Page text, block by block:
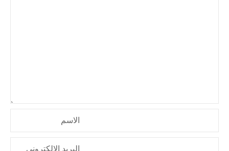
الاسم
البريد الإلكتروني